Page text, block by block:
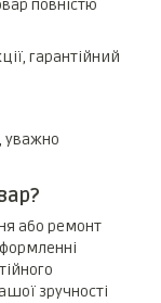
повністю
гарантійний
уважно
або ремонт
зручності